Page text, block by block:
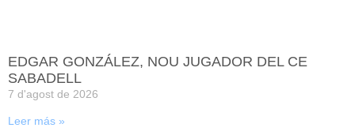
EDGAR GONZÁLEZ, NOU JUGADOR DEL CE
SABADELL
7 d'agost de 2026
Leer más »